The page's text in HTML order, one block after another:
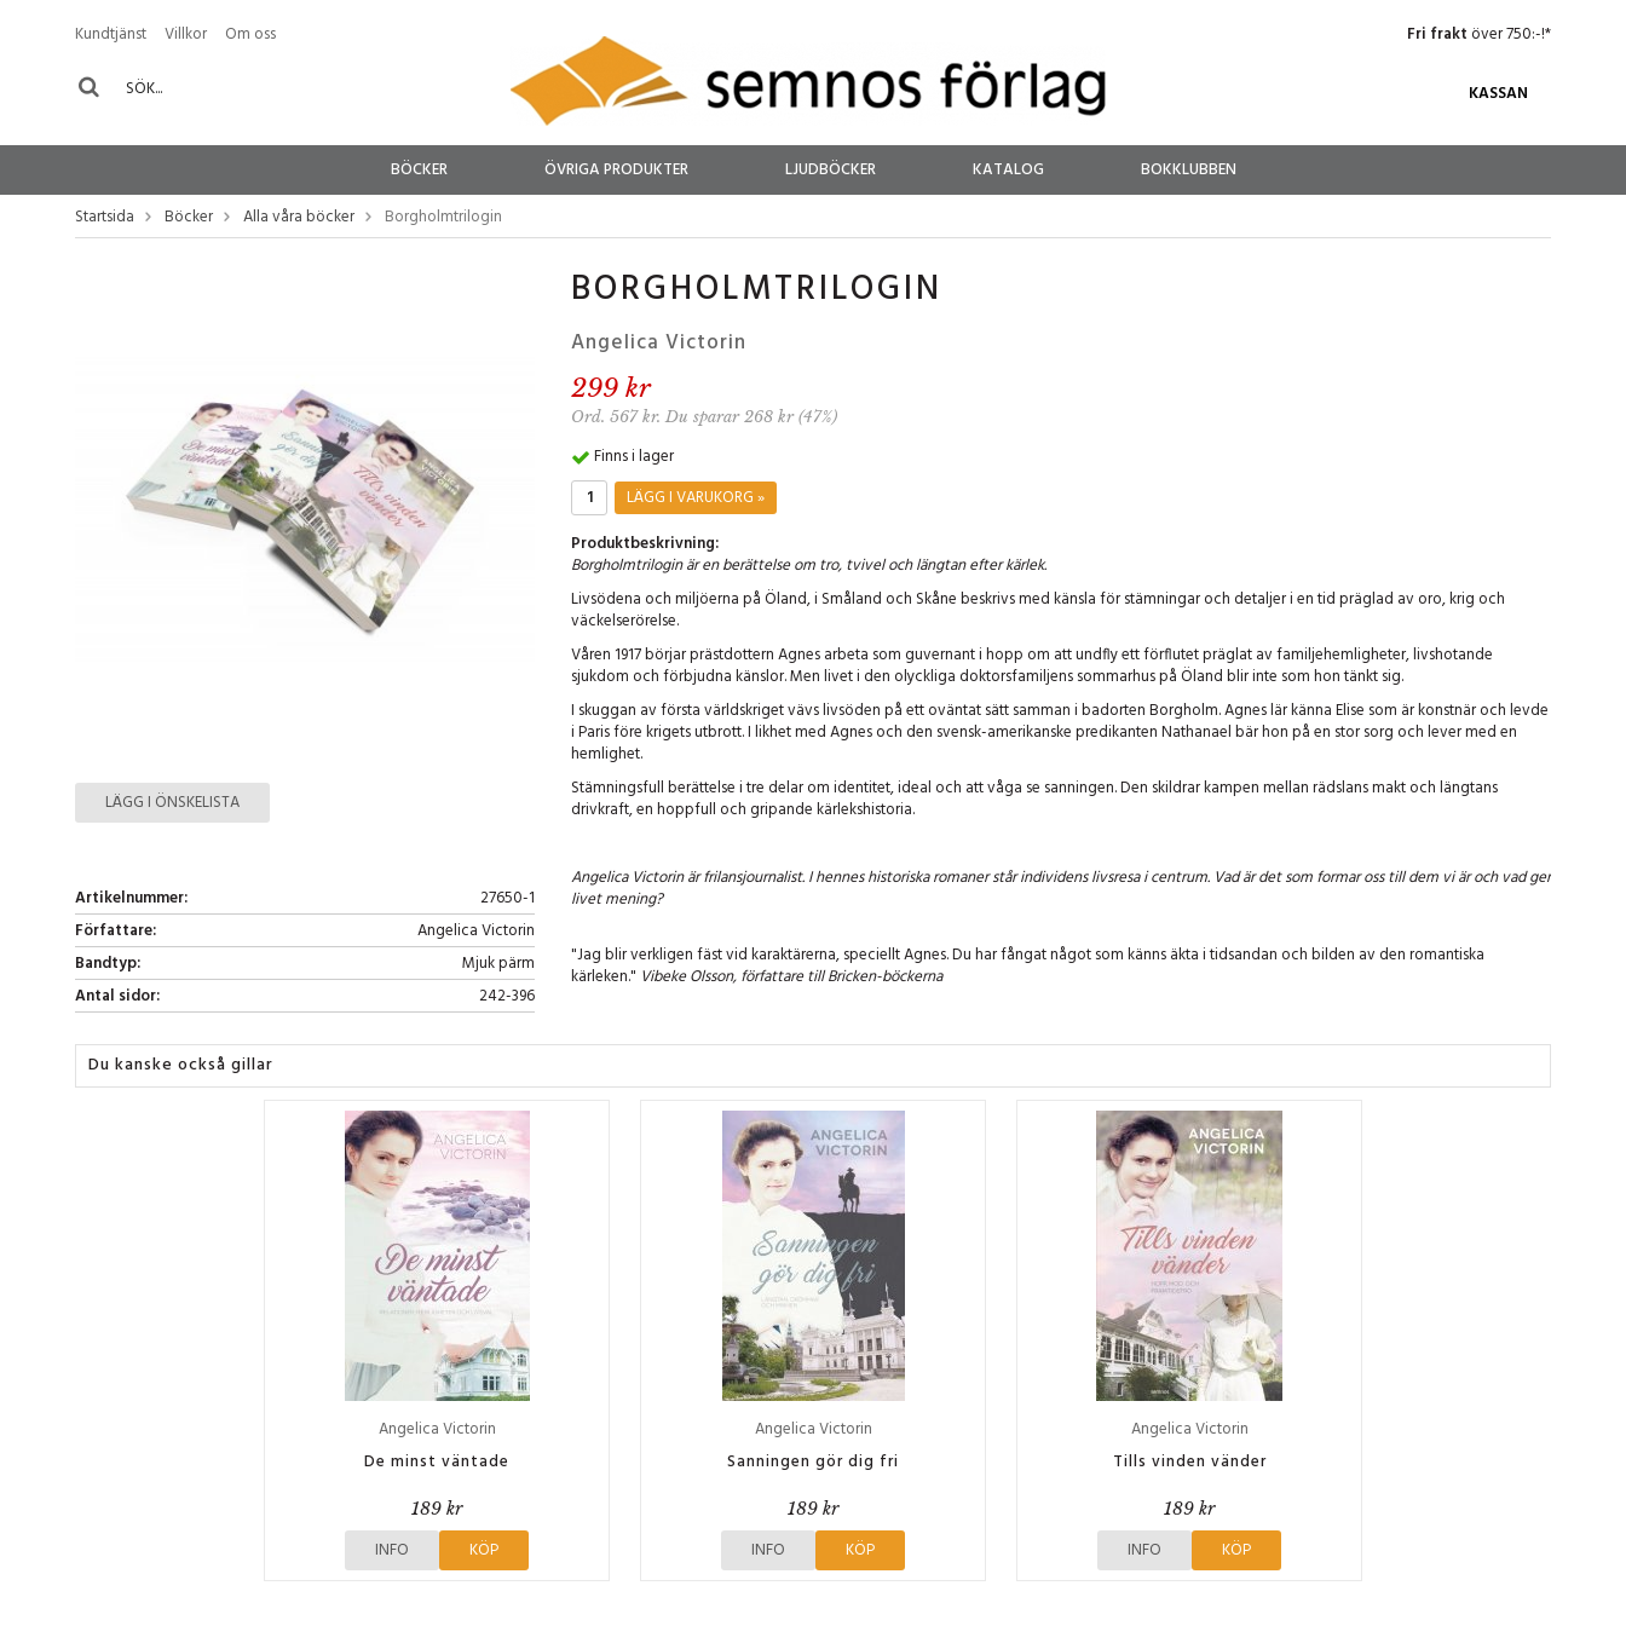
Kundtjänst Villkor Om oss Fri frakt över 750:-!*
KASSAN
BÖCKER ÖVRIGA PRODUKTER LJUDBÖCKER KATALOG
BOKKLUBBEN
Startsida
Böcker Alla våra böcker Borgholmtrilogin
LÄGG I ÖNSKELISTA
Artikelnummer:
27650-1
Författare:
Angelica Victorin
Bandtyp:
Mjuk pärm
Antal sidor:
242-396
BORGHOLMTRILOGIN
Angelica Victorin
299 kr
Ord. 567 kr. Du sparar 268 kr (47%)
Finns i lager
LÄGG I VARUKORG »
Produktbeskrivning:
Borgholmtrilogin är en berättelse om tro, tvivel och längtan efter kärlek.
Livsödena och miljöerna på Öland, i Småland och Skåne beskrivs med känsla för stämningar och detaljer i en tid präglad av oro, krig och
väckelserörelse.
Våren 1917 börjar prästdottern Agnes arbeta som guvernant i hopp om att undfly ett förflutet präglat av familjehemligheter, livshotande
sjukdom och förbjudna känslor. Men livet i den olyckliga doktorsfamiljens sommarhus på Öland blir inte som hon tänkt sig.
I skuggan av första världskriget vävs livsöden på ett oväntat sätt samman i badorten Borgholm. Agnes lär känna Elise som är konstnär och levde
i Paris före krigets utbrott. I likhet med Agnes och den svensk-amerikanske predikanten Nathanael bär hon på en stor sorg och lever med en
hemlighet.
Stämningsfull berättelse i tre delar om identitet, ideal och att våga se sanningen. Den skildrar kampen mellan rädslans makt och längtans
drivkraft, en hoppfull och gripande kärlekshistoria.
Angelica Victorin är frilansjournalist. I hennes historiska romaner står individens livsresa i centrum. Vad är det som formar oss till dem vi är och vad ger
livet mening?
"Jag blir verkligen fäst vid karaktärerna, speciellt Agnes. Du har fångat något som känns äkta i tidsandan och bilden av den romantiska
kärleken." Vibeke Olsson, författare till Bricken-böckerna
Du kanske också gillar
Angelica Victorin
De minst väntade
189 kr
INFO KÖP
Angelica Victorin
Sanningen gör dig fri
189 kr
INFO KÖP
Angelica Victorin
Tills vinden vänder
189 kr
INFO KÖP